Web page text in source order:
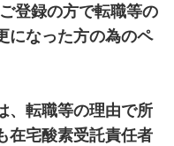
登録の方で転職等の
になった方の為のペ
、転職等の理由で所
在宅酸素受託責任者